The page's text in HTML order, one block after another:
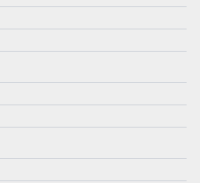
и насадки